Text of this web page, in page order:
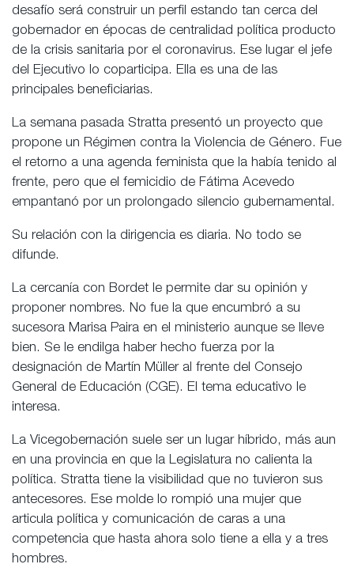
desafío será construir un perfil estando tan cerca del
gobernador en épocas de centralidad política producto
de la crisis sanitaria por el coronavirus. Ese lugar el jefe
del Ejecutivo lo coparticipa. Ella es una de las
principales beneficiarias.
La semana pasada Stratta presentó un proyecto que
propone un Régimen contra la Violencia de Género. Fue
el retorno a una agenda feminista que la había tenido al
frente, pero que el femicidio de Fátima Acevedo
empantanó por un prolongado silencio gubernamental.
Su relación con la dirigencia es diaria. No todo se
difunde.
La cercanía con Bordet le permite dar su opinión y
proponer nombres. No fue la que encumbró a su
sucesora Marisa Paira en el ministerio aunque se lleve
bien. Se le endilga haber hecho fuerza por la
designación de Martín Müller al frente del Consejo
General de Educación (CGE). El tema educativo le
interesa.
La Vicegobernación suele ser un lugar híbrido, más aun
en una provincia en que la Legislatura no calienta la
política. Stratta tiene la visibilidad que no tuvieron sus
antecesores. Ese molde lo rompió una mujer que
articula política y comunicación de caras a una
competencia que hasta ahora solo tiene a ella y a tres
hombres.